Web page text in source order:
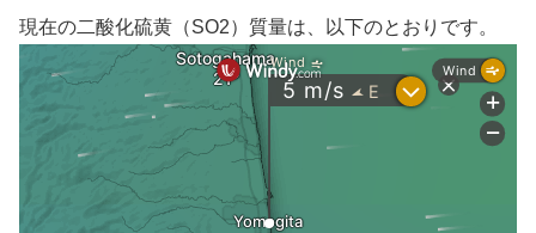
現在の二酸化硫黄（SO2）質量は、以下のとおりです。